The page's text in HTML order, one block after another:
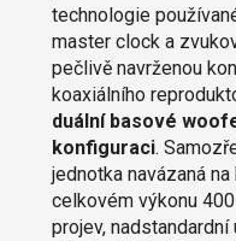
technologie
master clock a
pečlivě navrženou
koaxiálního
duální basové
konfiguraci.
jednotka navázaná
celkovém výkonu
projev,